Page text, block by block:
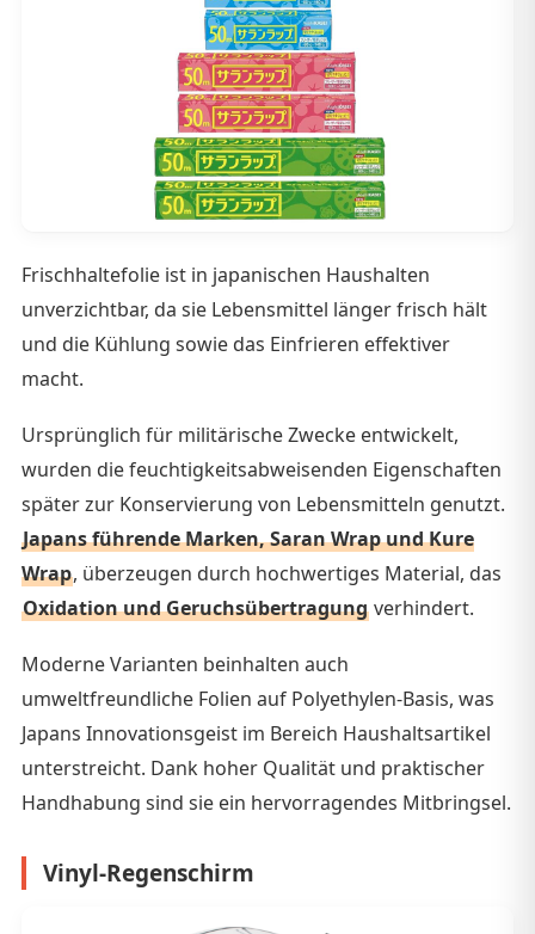
Frischhaltefolie ist in japanischen Haushalten
unverzichtbar, da sie Lebensmittel länger frisch hält
und die Kühlung sowie das Einfrieren effektiver
macht.
Ursprünglich für militärische Zwecke entwickelt,
wurden die feuchtigkeitsabweisenden Eigenschaften
später zur Konservierung von Lebensmitteln genutzt.
Japans führende Marken, Saran Wrap und Kure
Wrap, überzeugen durch hochwertiges Material, das
Oxidation und Geruchsübertragung verhindert.
Moderne Varianten beinhalten auch
umweltfreundliche Folien auf Polyethylen-Basis, was
Japans Innovationsgeist im Bereich Haushaltsartikel
unterstreicht. Dank hoher Qualität und praktischer
Handhabung sind sie ein hervorragendes Mitbringsel.
Vinyl-Regenschirm